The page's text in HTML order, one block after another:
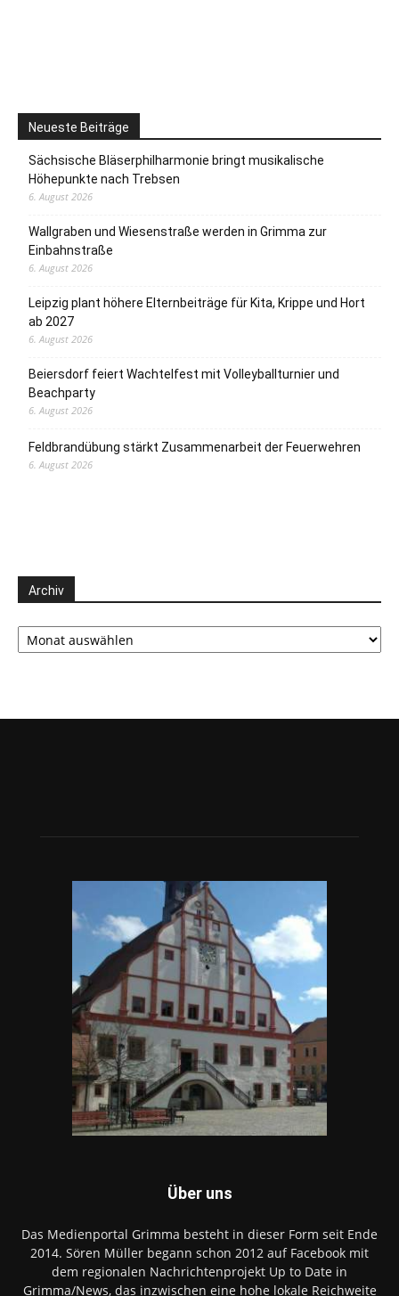
Neueste Beiträge
Sächsische Bläserphilharmonie bringt musikalische
Höhepunkte nach Trebsen
6. August 2026
Wallgraben und Wiesenstraße werden in Grimma zur
Einbahnstraße
6. August 2026
Leipzig plant höhere Elternbeiträge für Kita, Krippe und Hort
ab 2027
6. August 2026
Beiersdorf feiert Wachtelfest mit Volleyballturnier und
Beachparty
6. August 2026
Feldbrandübung stärkt Zusammenarbeit der Feuerwehren
6. August 2026
Archiv
Archiv
Über uns
Das Medienportal Grimma besteht in dieser Form seit Ende
2014. Sören Müller begann schon 2012 auf Facebook mit
dem regionalen Nachrichtenprojekt Up to Date in
Grimma/News, das inzwischen eine hohe lokale Reichweite